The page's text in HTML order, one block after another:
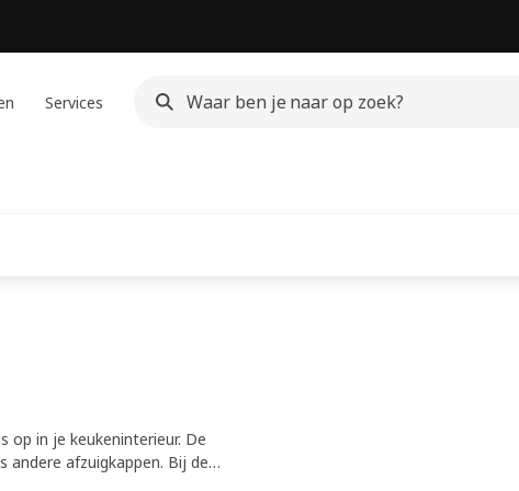
Services
op in je keukeninterieur. De
afzuigkappen. Bij de
van recirculatie van de